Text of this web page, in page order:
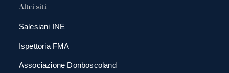
Altri siti
Salesiani INE
Ispettoria FMA
Associazione Donboscoland